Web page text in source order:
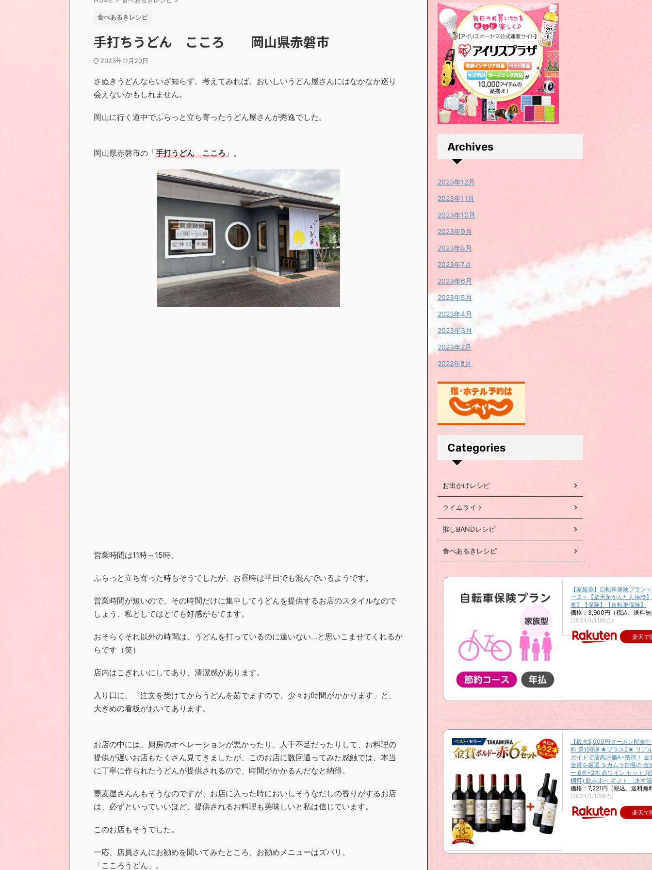
食べあるきレシピ
手打ちうどん こころ 岡山県赤磐市
2023年11月20日
さぬきうどんならいざ知らず、考えてみれば、おいしいうどん屋さんにはなかなか巡り
会えないかもしれません。
岡山に行く道中でふらっと立ち寄ったうどん屋さんが秀逸でした。
岡山県赤磐市の「手打うどんこころ 」。
営業時間は11時～15時。
ふらっと立ち寄った時もそうでしたが、お昼時は平日でも混んでいるようです。
営業時間が短いので、その時間だけに集中してうどんを提供するお店のスタイルなので
しょう、私としてはとても好感がもてます。
おそらくそれ以外の時間は、うどんを打っているのに違いない…と思いこませてくれるか
らです（笑）
店内はこぎれいにしてあり、清潔感があります。
入り口に、「注文を受けてからうどんを茹でますので、少々お時間がかかります」と、
大きめの看板がおいてあります。
お店の中には、厨房のオペレーションが悪かったり、人手不足だったりして、お料理の
提供が遅いお店もたくさん見てきましたが、このお店に数回通ってみた感触では、本当
に丁寧に作られたうどんが提供されるので、時間がかかるんだなと納得。
蕎麦屋さんんもそうなのですが、お店に入った時においしそうなだしの香りがするお店
は、必ずといっていいほど、提供されるお料理も美味しいと私は信じています。
このお店もそうでした。
一応、店員さんにお勧めを聞いてみたところ、お勧めメニューはズバリ、
「こころうどん」。
Archives
2023年12月
2023年11月
2023年10月
2023年9月
2023年8月
2023年7月
2023年6月
2023年5月
2023年4月
2023年3月
2023年2月
2022年8月
Categories
お出かけレシピ
ライムライト
推しBANDレシピ
食べあるきレシピ
【家族型】自転車保険プラン
ース＞【楽天超かんたん保険
車】【保険】【自転車保険】
価格：3,900円（税込、送料
(2024/1/11時点)
楽天で
【最大5,000円クーポン配布
料 第159弾 ★プラス2★ リア
ガイドで最高評価A+獲得！ 金
金賞を厳選 タカムラ自慢の 金
ー 6本+2本 赤ワイン セット (
梱可) 飲み比べ ギフト 〈あす
価格：7,221円（税込、送料無
(2024/1/12時点)
楽天で